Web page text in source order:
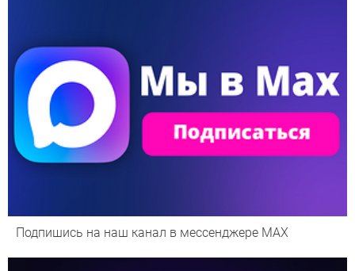
Подпишись на наш канал в мессенджере МАХ